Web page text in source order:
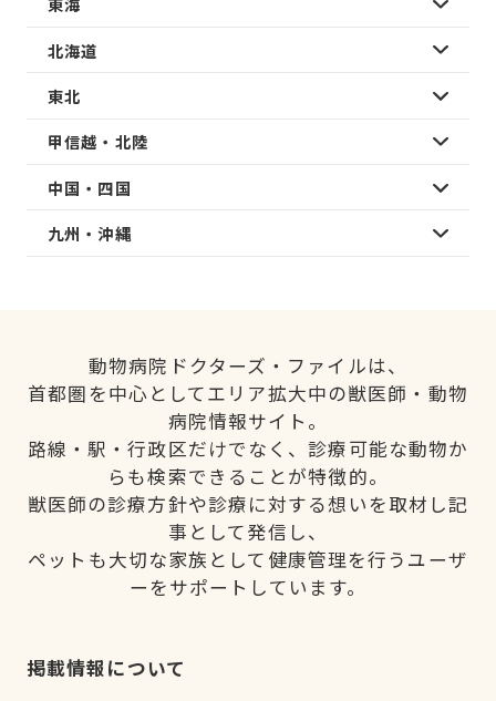
北海道
東北
甲信越・北陸
中国・四国
九州・沖縄
動物病院ドクターズ・ファイルは、
首都圏を中心としてエリア拡大中の獣医師・動物
病院情報サイト。
路線・駅・行政区だけでなく、診療可能な動物か
らも検索できることが特徴的。
獣医師の診療方針や診療に対する想いを取材し記
事として発信し、
ペットも大切な家族として健康管理を行うユーザ
ーをサポートしています。
掲載情報について